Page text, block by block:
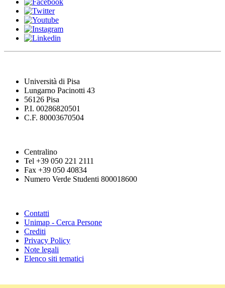
Università di Pisa
Lungarno Pacinotti 43
56126 Pisa
P.I. 00286820501
C.F. 80003670504
Centralino
Tel +39 050 221 2111
Fax +39 050 40834
Numero Verde Studenti 800018600
Contatti
Unimap - Cerca Persone
Crediti
Privacy Policy
Note legali
Elenco siti tematici